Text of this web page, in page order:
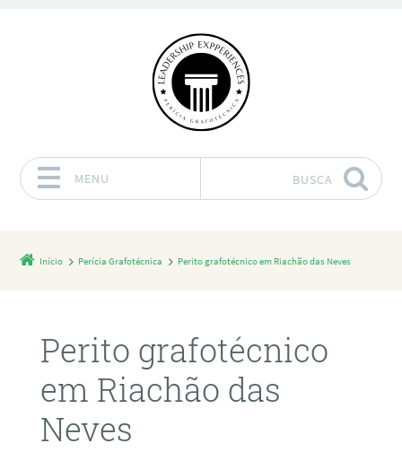
MENU BUSCA
Início Perícia Grafotécnica Perito grafotécnico em Riachão das Neves
Perito grafotécnico
em Riachão das
Neves